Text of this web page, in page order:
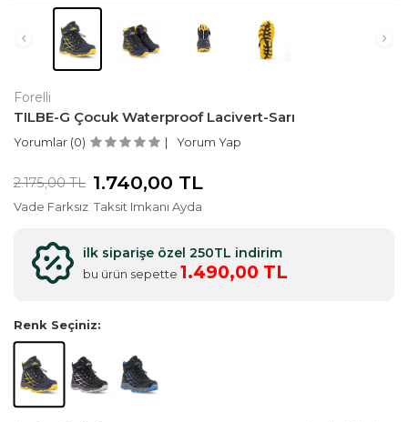
Forelli
TILBE-G Çocuk Waterproof Lacivert-Sarı
Yorumlar (0) Yorum Yap
2.175,00TL 1.740,00 TL
Vade Farksız Taksit Imkanı Ayda
ilk siparişe özel 250TL indirim
bu ürün sepette 1.490,00 TL
Renk Seçiniz: